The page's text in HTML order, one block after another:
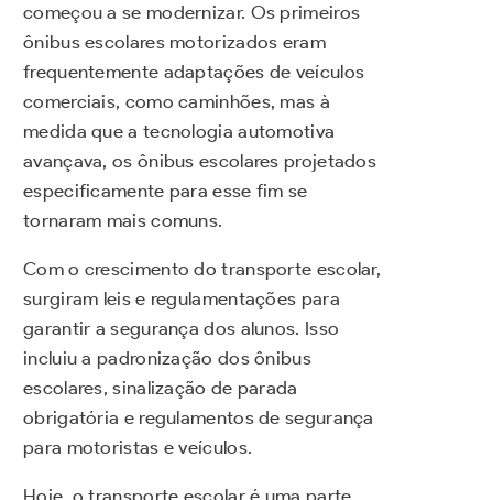
começou a se modernizar. Os primeiros
ônibus escolares motorizados eram
frequentemente adaptações de veículos
comerciais, como caminhões, mas à
medida que a tecnologia automotiva
avançava, os ônibus escolares projetados
especificamente para esse fim se
tornaram mais comuns.
Com o crescimento do transporte escolar,
surgiram leis e regulamentações para
garantir a segurança dos alunos. Isso
incluiu a padronização dos ônibus
escolares, sinalização de parada
obrigatória e regulamentos de segurança
para motoristas e veículos.